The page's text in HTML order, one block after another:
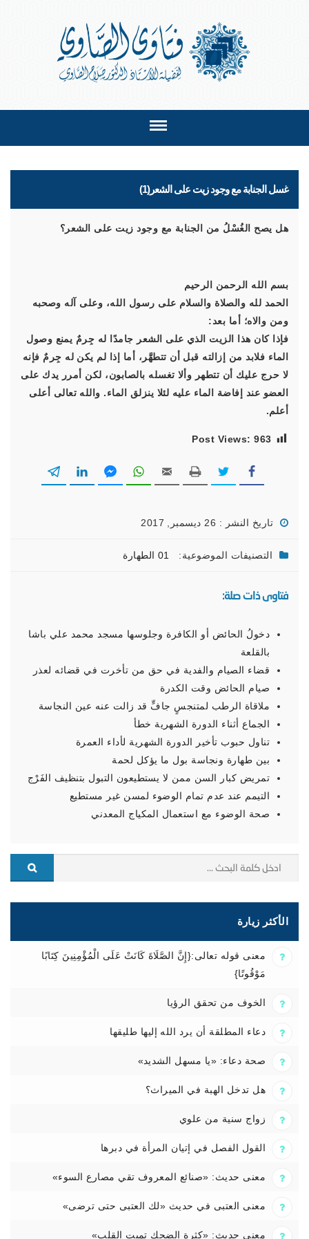
غسل الجنابة مع وجود زيت على الشعر(1)
هل يصح الغُسْلُ من الجنابة مع وجود زيت على الشعر؟
بسم الله الرحمن الرحيم
الحمد لله والصلاة والسلام على رسول الله، وعلى آله وصحبه
ومن والاه؛ أما بعد:
فإذا كان هذا الزيت الذي على الشعر جامدًا له جِرمٌ يمنع وصول
الماء فلابد من إزالته قبل أن تتطهَّر، أما إذا لم يكن له جِرمٌ فإنه
لا حرج عليك أن تتطهر وألا تغسله بالصابون، لكن أمرر يدك على
العضو عند إفاضة الماء عليه لئلا ينزلق الماء. والله تعالى أعلى
أعلم.
Post Views: 963
تاريخ النشر : 26 ديسمبر, 2017
التصنيفات الموضوعية: 01 الطهارة
فتاوى ذات صلة:
دخولُ الحائض أو الكافرة وجلوسها مسجد محمد علي باشا
بالقلعة
قضاء الصيام والفدية في حق من تأخرت في قضائه لعذر
صيام الحائض وقت الكدرة
ملاقاة الرطب لمتنجسٍ جافٍّ قد زالت عنه عين النجاسة
الجماع أثناء الدورة الشهرية خطأ
تناول حبوب تأخير الدورة الشهرية لأداء العمرة
بين طهارة ونجاسة بول ما يؤكل لحمة
تمريض كبار السن ممن لا يستطيعون التبول بتنظيف الفَرْج
التيمم عند عدم تمام الوضوء لمسن غير مستطيع
صحة الوضوء مع استعمال المكياج المعدني
الأكثر زيارة
معنى قوله تعالى:{إِنَّ الصَّلَاةَ كَانَتْ عَلَى الْمُؤْمِنِينَ كِتَابًا
مَوْقُوتًا}
الخوف من تحقق الرؤيا
دعاء المطلقة أن يرد الله إليها طليقها
صحة دعاء: «يا مسهل الشديد»
هل تدخل الهبة في الميراث؟
زواج سنية من علوي
القول الفصل في إتيان المرأة في دبرها
معنى حديث: «صنائع المعروف تقي مصارع السوء»
معنى العتبى في حديث «لك العتبى حتى ترضى»
معنى حديث: «كثرة الضحك تميت القلب»